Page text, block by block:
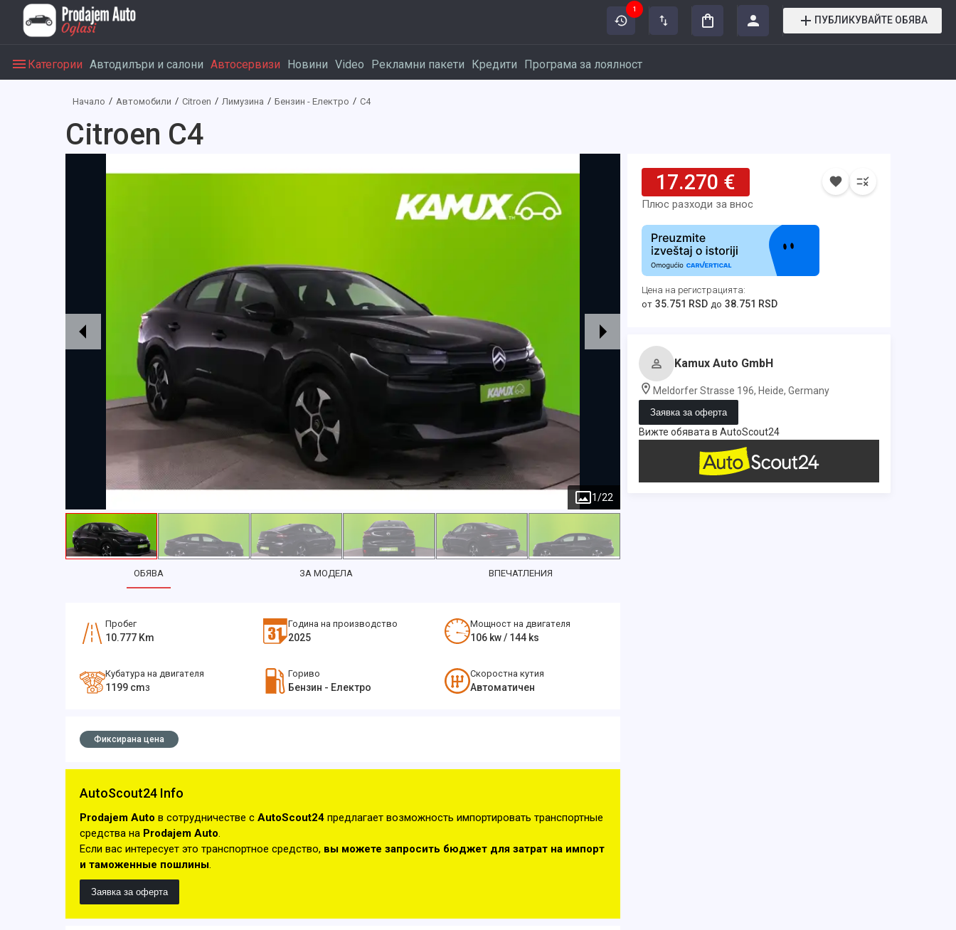
1
ПУБЛИКУВАЙТЕ ОБЯВА
Категории Автодилъри и салони Автосервизи Новини Video Рекламни пакети Кредити Програма за лоялност
Начало Автомобили Citroen Лимузина Бензин - Електро C4
Citroen C4
1/22
ОБЯВА ЗА МОДЕЛА ВПЕЧАТЛЕНИЯ
Пробег
10.777 Km
Година на производство
2025
Мощност на двигателя
106 kw / 144 ks
Кубатура на двигателя
1199 cm3
Гориво
Бензин - Електро
Скоростна кутия
Автоматичен
Фиксирана цена
AutoScout24 Info
Prodajem Auto в сотрудничестве с AutoScout24 предлагает возможность импортировать транспортные
средства на Prodajem Auto.
Если вас интересует это транспортное средство, вы можете запросить бюджет для затрат на импорт
и таможенные пошлины.
Заявка за оферта
17.270 €
Плюс разходи за внос
Цена на регистрацията:
от 35.751 RSD до 38.751 RSD
Kamux Auto GmbH
Meldorfer Strasse 196, Heide, Germany
Заявка за оферта
Вижте обявата в AutoScout24